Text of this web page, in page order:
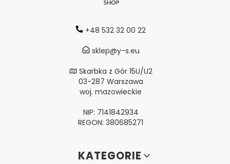
+48 532 32 00 22
sklep@y-s.eu
Skarbka z Gór 15U/U2
03-287 Warszawa
woj. mazowieckie
NIP: 7141842934
REGON: 380685271
Linki w stopceKATEGORIE